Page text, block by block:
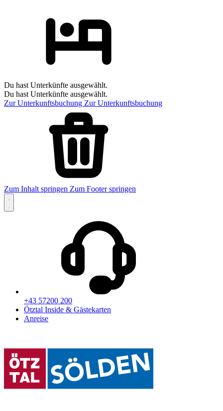
Du hast Unterkünfte ausgewählt.
Du hast Unterkünfte ausgewählt.
Zur Unterkunftsbuchung Zur Unterkunftsbuchung
Zum Inhalt springen Zum Footer springen
+43 57200 200
Ötztal Inside & Gästekarten
Anreise